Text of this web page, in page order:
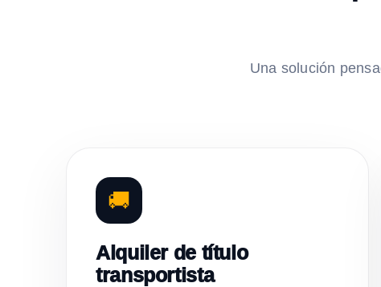
Una solución
🚚
Alquiler de título
transportista